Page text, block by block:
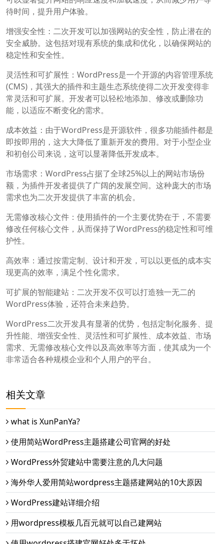
待时间，提升用户体验。
增强安全性：二次开发可以加强网站的安全性，防止潜在的
安全威胁。这包括对现有系统的集成和优化，以确保网站的
稳定性和安全性。
灵活性和可扩展性：WordPress是一个开源的内容管理系统
(CMS)，其强大的插件和主题生态系统使得二次开发变得非
常灵活和可扩展。开发者可以轻松地添加、修改或删除功
能，以适应不断变化的需求。
成本效益：由于WordPress是开源软件，很多功能插件都是
即按即用的，这大大降低了重新开发的费用。对于小型企业
和初创公司来说，这可以显著降低开发成本。
市场需求：WordPress占据了全球25%以上的网站市场份
额，为插件开发者提供了广阔的发展空间。这种庞大的市场
需求也为二次开发提供了丰富的机会。
无需修改核心文件：使用插件的一个主要优势在于，不需要
修改任何核心文件，从而保持了WordPress的稳定性和可维
护性。
高效率：通过按需定制、设计和开发，可以以更低的成本实
现更高的效率，满足个性化需求。
可扩展的智能建站：二次开发不仅可以打造独一无二的
WordPress体验，还符合未来趋势。
WordPress二次开发具有显著的优势，包括定制化服务、提
升性能、增强安全性、灵活性和可扩展性、成本效益、市场
需求、无需修改核心文件以及高效率等方面，使其成为一个
非常适合各种规模企业和个人用户的平台。
相关文章
what is XunPanYa?
使用简站WordPress主题搭建公司官网的好处
WordPress外贸建站中需要注意的几大问题
海外华人爱用简站wordpress主题搭建网站的10大原因
WordPress建站详细介绍
用wordpress模板几百元就可以自己建网站